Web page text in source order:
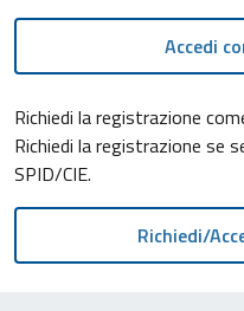
Accedi
Richiedi la registrazione
Richiedi la registrazione se
SPID/CIE.